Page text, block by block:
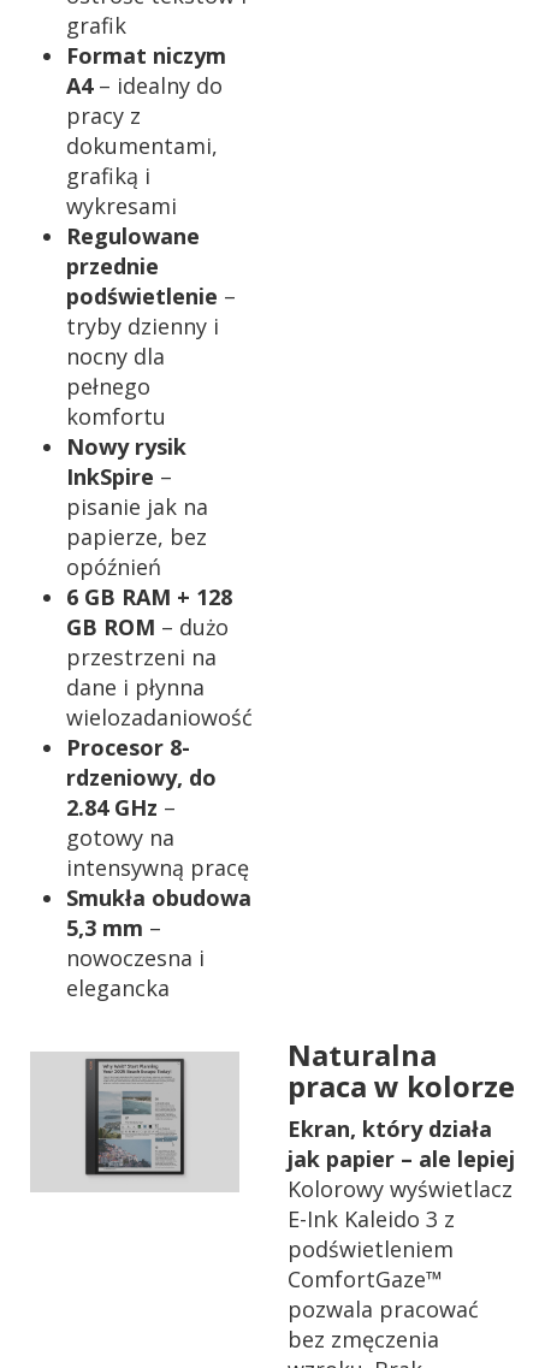
grafik
Format niczym
A4– idealny do
pracy z
dokumentami,
grafiką i
wykresami
Regulowane
przednie
podświetlenie –
tryby dzienny i
nocny dla
pełnego
komfortu
Nowy rysik
InkSpire –
pisanie jak na
papierze, bez
opóźnień
6 GB RAM + 128
GB ROM – dużo
przestrzeni na
dane i płynna
wielozadaniowość
Procesor 8-
rdzeniowy, do
2.84 GHz –
gotowy na
intensywną pracę
Smukła obudowa
5,3 mm –
nowoczesna i
elegancka
Naturalna
praca w kolorze
Ekran, który działa
jak papier – ale lepiej
Kolorowy wyświetlacz
E-Ink Kaleido 3 z
podświetleniem
ComfortGaze™
pozwala pracować
bez zmęczenia